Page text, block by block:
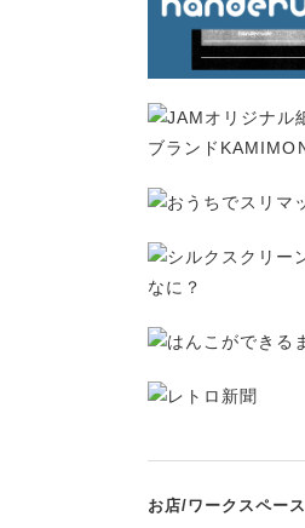
お店/ワークスペース